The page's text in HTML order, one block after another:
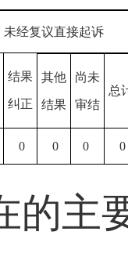
未经复议直接起诉
结果
纠正
其他
结果
尚未
审结
总
0 0 0 0
的主